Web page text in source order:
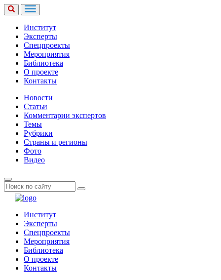
Институт
Эксперты
Спецпроекты
Мероприятия
Библиотека
О проекте
Контакты
Новости
Статьи
Комментарии экспертов
Темы
Рубрики
Страны и регионы
Фото
Видео
Институт
Эксперты
Спецпроекты
Мероприятия
Библиотека
О проекте
Контакты